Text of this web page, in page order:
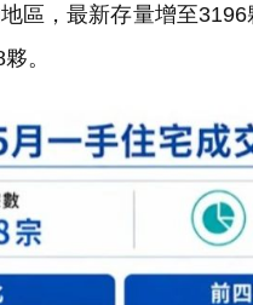
區，最新存量增至
。